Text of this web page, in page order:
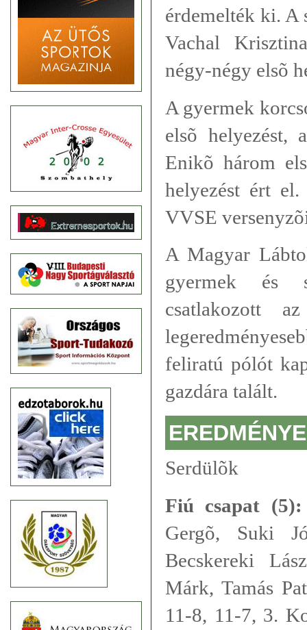
érdemelték ki. A
Vachal
négy-négy elsõ
A gyermek
elsõ helyezést,
Enikõ három
helyezést ért
VVSE
A Magyar
gyermek és
csatlakozott
feliratú pólót
gazdára talált.
Serdülõk
Fiú csapat (5):
Gergõ, Suki
Becskereki
Márk, Tamás
11-8, 11-7, 3.